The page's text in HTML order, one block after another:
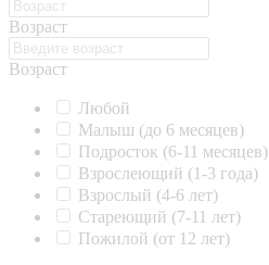
Возраст
Возраст
Любой
Малыш (до 6 месяцев)
Подросток (6-11 месяцев)
Взрослеющий (1-3 года)
Взрослый (4-6 лет)
Стареющий (7-11 лет)
Пожилой (от 12 лет)